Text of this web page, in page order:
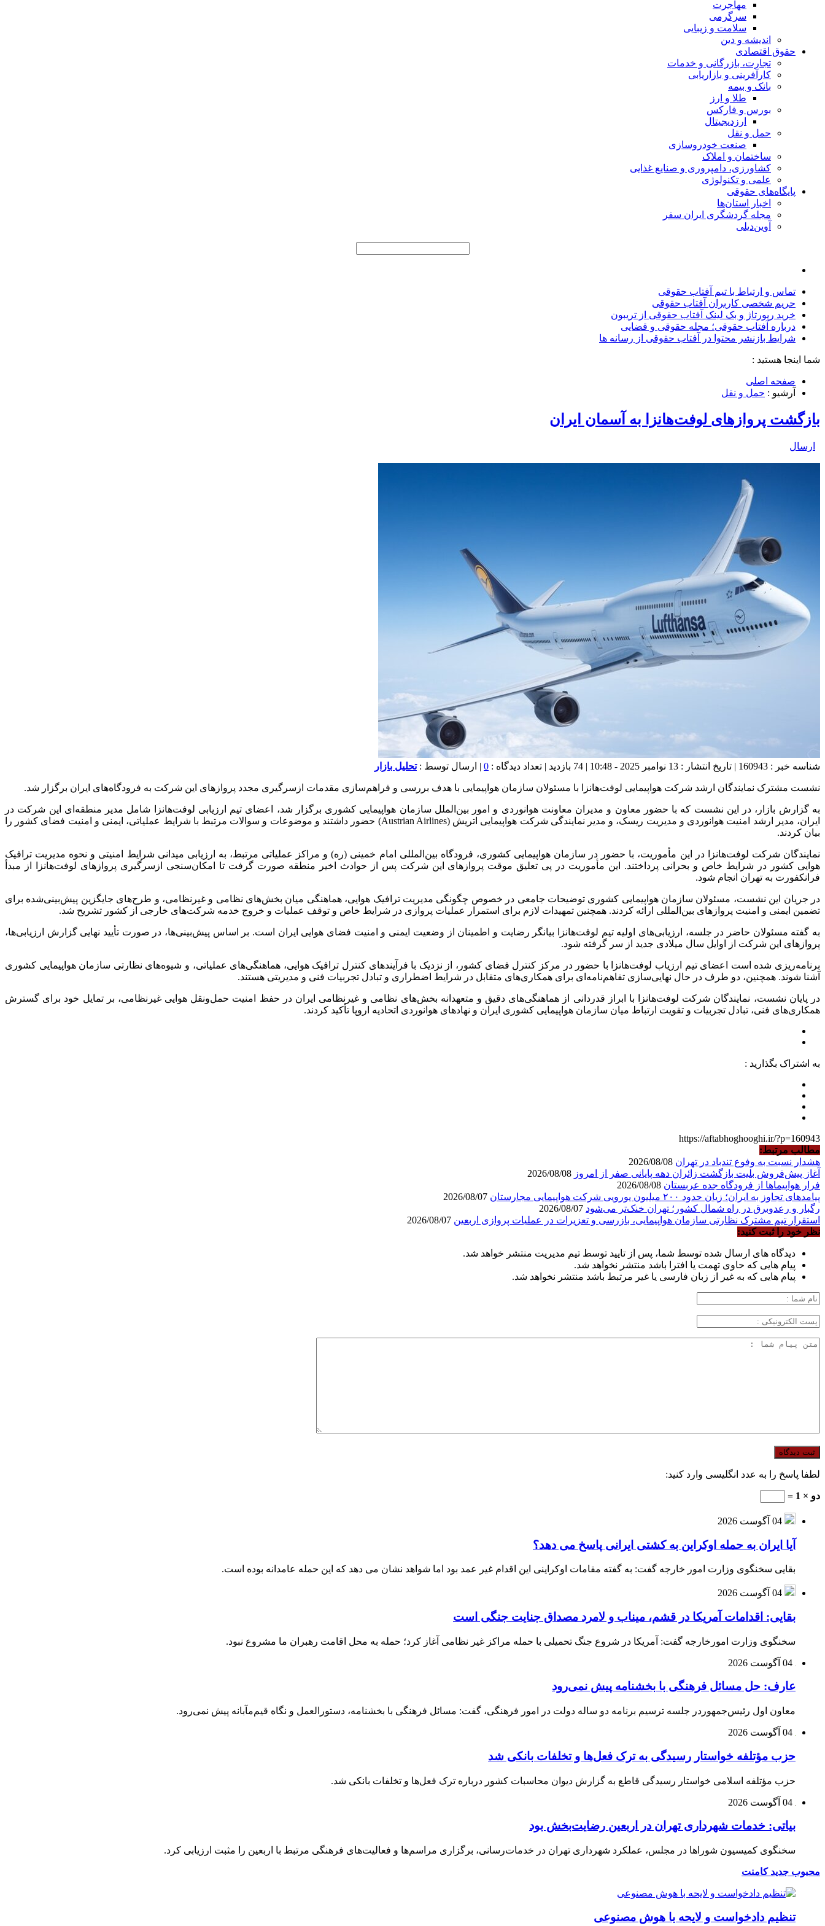
مهاجرت
سرگرمی
سلامت و زیبایی
اندیشه و دین
حقوق اقتصادی
تجارت، بازرگانی و خدمات
کارآفرینی و بازاریابی
بانک و بیمه
طلا و ارز
بورس و فارکس
ارزدیجیتال
حمل و نقل
صنعت خودروسازی
ساختمان و املاک
کشاورزی، دامپروری و صنایع غذایی
علمی و تکنولوژی
پایگاه‌های حقوقی
اخبار استان‌ها
مجله گردشگری ایران سفر
آوین‌دیلی
تماس و ارتباط با تیم آفتاب حقوقی
حریم شخصی کاربران آفتاب حقوقی
خرید رپورتاژ و بک لینک آفتاب حقوقی از تریبون
درباره آفتاب حقوقی؛ مجله حقوقی و قضایی
شرایط بازنشر محتوا در آفتاب حقوقی از رسانه ها
شما اینجا هستید :
صفحه اصلی
آرشیو : حمل و نقل
بازگشت پروازهای لوفت‌هانزا به آسمان ایران
ارسال
شناسه خبر : 160943 | تاریخ انتشار : 13 نوامبر 2025 - 10:48 | 74 بازدید | تعداد دیدگاه : 0 | ارسال توسط :تحلیل بازار
نشست مشترک نمایندگان ارشد شرکت هواپیمایی لوفت‌هانزا با مسئولان سازمان هواپیمایی با هدف بررسی و فراهم‌سازی مقدمات ازسرگیری مجدد پروازهای این شرکت به فرودگاه‌های ایران برگزار شد.
به گزارش بازار، در این نشست که با حضور معاون و مدیران معاونت هوانوردی و امور بین‌الملل سازمان هواپیمایی کشوری برگزار شد، اعضای تیم ارزیابی لوفت‌هانزا شامل مدیر منطقه‌ای این شرکت در
ایران، مدیر ارشد امنیت هوانوردی و مدیریت ریسک، و مدیر نمایندگی شرکت هواپیمایی اتریش (Austrian Airlines) حضور داشتند و موضوعات و سوالات مرتبط با شرایط عملیاتی، ایمنی و امنیت فضای کشور را
بیان کردند.
نمایندگان شرکت لوفت‌هانزا در این مأموریت، با حضور در سازمان هواپیمایی کشوری، فرودگاه بین‌المللی امام خمینی (ره) و مراکز عملیاتی مرتبط، به ارزیابی میدانی شرایط امنیتی و نحوه مدیریت ترافیک
هوایی کشور در شرایط خاص و بحرانی پرداختند. این مأموریت در پی تعلیق موقت پروازهای این شرکت پس از حوادث اخیر منطقه صورت گرفت تا امکان‌سنجی ازسرگیری پروازهای لوفت‌هانزا از مبدأ
فرانکفورت به تهران انجام شود.
در جریان این نشست، مسئولان سازمان هواپیمایی کشوری توضیحات جامعی در خصوص چگونگی مدیریت ترافیک هوایی، هماهنگی میان بخش‌های نظامی و غیرنظامی، و طرح‌های جایگزین پیش‌بینی‌شده برای
تضمین ایمنی و امنیت پروازهای بین‌المللی ارائه کردند. همچنین تمهیدات لازم برای استمرار عملیات پروازی در شرایط خاص و توقف عملیات و خروج خدمه شرکت‌های خارجی از کشور تشریح شد.
به گفته مسئولان حاضر در جلسه، ارزیابی‌های اولیه تیم لوفت‌هانزا بیانگر رضایت و اطمینان از وضعیت ایمنی و امنیت فضای هوایی ایران است. بر اساس پیش‌بینی‌ها، در صورت تأیید نهایی گزارش ارزیابی‌ها،
پروازهای این شرکت از اوایل سال میلادی جدید از سر گرفته شود.
برنامه‌ریزی شده است اعضای تیم ارزیاب لوفت‌هانزا با حضور در مرکز کنترل فضای کشور، از نزدیک با فرآیندهای کنترل ترافیک هوایی، هماهنگی‌های عملیاتی، و شیوه‌های نظارتی سازمان هواپیمایی کشوری
آشنا شوند. همچنین، دو طرف در حال نهایی‌سازی تفاهم‌نامه‌ای برای همکاری‌های متقابل در شرایط اضطراری و تبادل تجربیات فنی و مدیریتی هستند.
در پایان نشست، نمایندگان شرکت لوفت‌هانزا با ابراز قدردانی از هماهنگی‌های دقیق و متعهدانه بخش‌های نظامی و غیرنظامی ایران در حفظ امنیت حمل‌ونقل هوایی غیرنظامی، بر تمایل خود برای گسترش
همکاری‌های فنی، تبادل تجربیات و تقویت ارتباط میان سازمان هواپیمایی کشوری ایران و نهادهای هوانوردی اتحادیه اروپا تأکید کردند.
به اشتراک بگذارید :
https://aftabhoghooghi.ir/?p=160943
مطالب مرتبط:
هشدار نسبت به وفوع تندباد در تهران
آغاز پیش‌فروش بلیت بازگشت زائران دهه پایانی صفر از امروز
فرار هواپیماها از فرودگاه جده عربستان
پیامدهای تجاوز به ایران؛ زیان حدود ۲۰۰ میلیون یورویی شرکت هواپیمایی مجارستان
رگبار و رعدوبرق در راه شمال کشور؛ تهران خنک‌تر می‌شود
استقرار تیم مشترک نظارتی سازمان هواپیمایی، بازرسی و تعزیرات در عملیات پروازی اربعین
نظر خود را ثبت کنید:
دیدگاه های ارسال شده توسط شما، پس از تایید توسط تیم مدیریت منتشر خواهد شد.
پیام هایی که حاوی تهمت یا افترا باشد منتشر نخواهد شد.
پیام هایی که به غیر از زبان فارسی یا غیر مرتبط باشد منتشر نخواهد شد.
لطفا پاسخ را به عدد انگلیسی وارد کنید:
دو × 1 =
04 آگوست 2026
آیا ایران به حمله اوکراین به کشتی ایرانی پاسخ می دهد؟
بقایی سخنگوی وزارت امور خارجه گفت: به گفته مقامات اوکراینی این اقدام غیر عمد بود اما شواهد نشان می دهد که این حمله عامدانه بوده است.
04 آگوست 2026
بقایی: اقدامات آمریکا در قشم، میناب و لامرد مصداق جنایت جنگی است
سخنگوی وزارت امورخارجه گفت: آمریکا در شروع جنگ تحمیلی با حمله مراکز غیر نظامی آغاز کرد؛ حمله به محل اقامت رهبران ما مشروع نبود.
04 آگوست 2026
عارف: حل مسائل فرهنگی با بخشنامه پیش نمی‌رود
معاون اول رئیس‌جمهوردر جلسه ترسیم برنامه دو ساله دولت در امور فرهنگی، گفت: مسائل فرهنگی با بخشنامه، دستورالعمل و نگاه قیم‌مآبانه پیش نمی‌رود.
04 آگوست 2026
حزب مؤتلفه خواستار رسیدگی به ترک فعل‌ها و تخلفات بانکی شد
حزب مؤتلفه اسلامی خواستار رسیدگی قاطع به گزارش دیوان محاسبات کشور درباره ترک فعل‌ها و تخلفات بانکی شد.
04 آگوست 2026
بیاتی: خدمات شهرداری تهران در اربعین رضایت‌بخش بود
سخنگوی کمیسیون شوراها در مجلس، عملکرد شهرداری تهران در خدمات‌رسانی، برگزاری مراسم‌ها و فعالیت‌های فرهنگی مرتبط با اربعین را مثبت ارزیابی کرد.
محبوب جدیدکامنت
تنظیم دادخواست و لایحه با هوش مصنوعی